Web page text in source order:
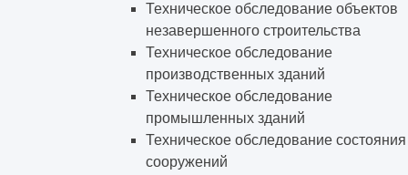
Техническое обследование объектов
незавершенного строительства
Техническое обследование
производственных зданий
Техническое обследование
промышленных зданий
Техническое обследование состояния
сооружений